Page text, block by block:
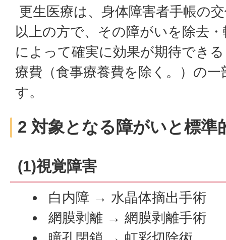
更生医療は、身体障害者手帳の
以上の方で、その障がいを除去
によって確実に効果が期待でき
療費（食事療養費を除く。）の
す。
2 対象となる障がいと標準
(1)視覚障害
白内障 → 水晶体摘出手術
網膜剥離 → 網膜剥離手術